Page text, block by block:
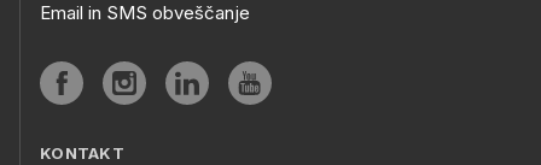
Email in SMS obveščanje
KONTAKT